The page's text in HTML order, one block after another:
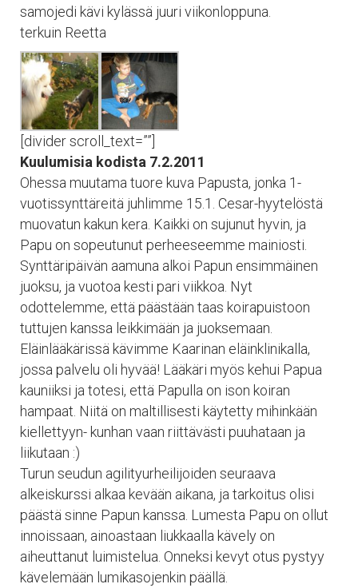
samojedi kävi kylässä juuri viikonloppuna.
terkuin Reetta
[divider scroll_text=””]
Kuulumisia kodista 7.2.2011
Ohessa muutama tuore kuva Papusta, jonka 1-
vuotissynttäreitä juhlimme 15.1. Cesar-hyytelöstä
muovatun kakun kera. Kaikki on sujunut hyvin, ja
Papu on sopeutunut perheeseemme mainiosti.
Synttäripäivän aamuna alkoi Papun ensimmäinen
juoksu, ja vuotoa kesti pari viikkoa. Nyt
odottelemme, että päästään taas koirapuistoon
tuttujen kanssa leikkimään ja juoksemaan.
Eläinlääkärissä kävimme Kaarinan eläinklinikalla,
jossa palvelu oli hyvää! Lääkäri myös kehui Papua
kauniiksi ja totesi, että Papulla on ison koiran
hampaat. Niitä on maltillisesti käytetty mihinkään
kiellettyyn- kunhan vaan riittävästi puuhataan ja
liikutaan :)
Turun seudun agilityurheilijoiden seuraava
alkeiskurssi alkaa kevään aikana, ja tarkoitus olisi
päästä sinne Papun kanssa. Lumesta Papu on ollut
innoissaan, ainoastaan liukkaalla kävely on
aiheuttanut luimistelua. Onneksi kevyt otus pystyy
kävelemään lumikasojenkin päällä.